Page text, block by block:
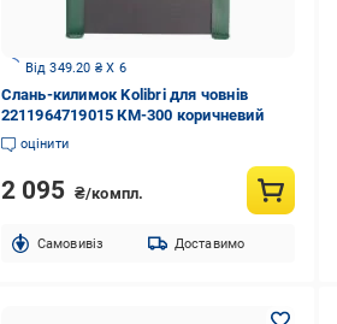
Від 349.20 ₴ X 6
Слань-килимок Kolibri для човнів
2211964719015 КМ-300 коричневий
оцінити
2 095 ₴/компл.
Cамовивіз Доставимо